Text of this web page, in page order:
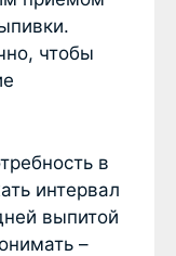
чтобы
в
интервал
выпитой
–